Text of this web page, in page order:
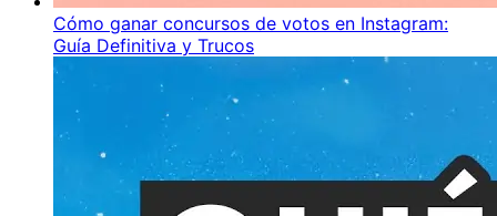
Cómo ganar concursos de votos en Instagram:
Guía Definitiva y Trucos